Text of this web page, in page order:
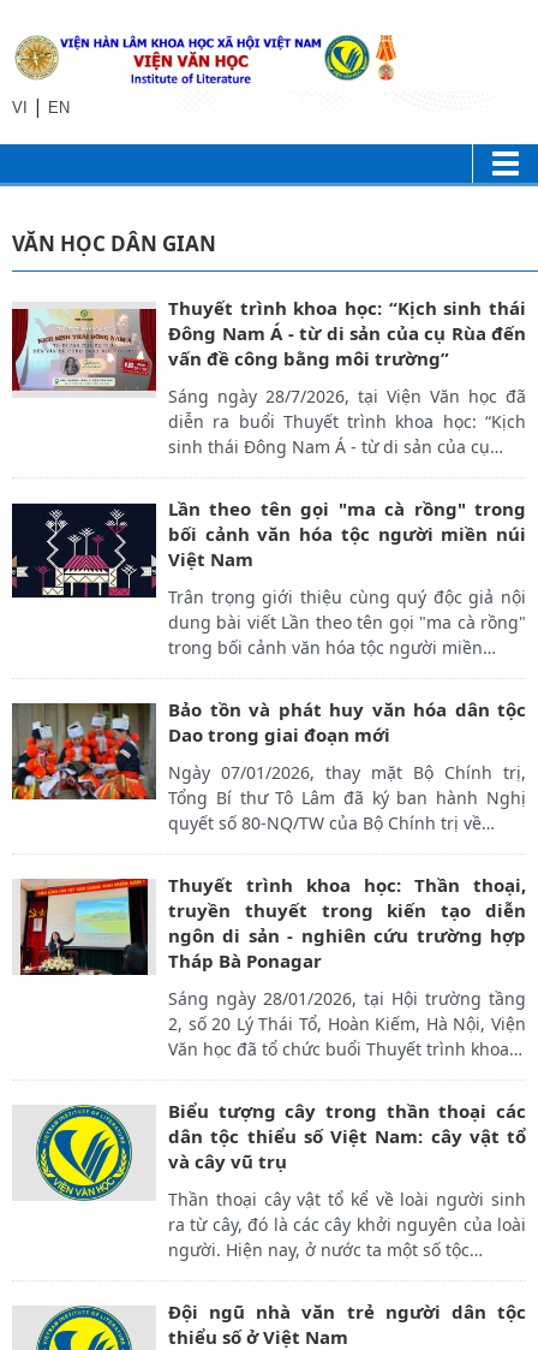
VI | EN
VĂN HỌC DÂN GIAN
Thuyết trình khoa học: “Kịch sinh thái
Đông Nam Á - từ di sản của cụ Rùa đến
vấn đề công bằng môi trường”
Sáng ngày 28/7/2026, tại Viện Văn học đã
diễn ra buổi Thuyết trình khoa học: “Kịch
sinh thái Đông Nam Á - từ di sản của cụ…
Lần theo tên gọi "ma cà rồng" trong
bối cảnh văn hóa tộc người miền núi
Việt Nam
Trân trọng giới thiệu cùng quý độc giả nội
dung bài viết Lần theo tên gọi "ma cà rồng"
trong bối cảnh văn hóa tộc người miền…
Bảo tồn và phát huy văn hóa dân tộc
Dao trong giai đoạn mới
Ngày 07/01/2026, thay mặt Bộ Chính trị,
Tổng Bí thư Tô Lâm đã ký ban hành Nghị
quyết số 80-NQ/TW của Bộ Chính trị về…
Thuyết trình khoa học: Thần thoại,
truyền thuyết trong kiến tạo diễn
ngôn di sản - nghiên cứu trường hợp
Tháp Bà Ponagar
Sáng ngày 28/01/2026, tại Hội trường tầng
2, số 20 Lý Thái Tổ, Hoàn Kiếm, Hà Nội, Viện
Văn học đã tổ chức buổi Thuyết trình khoa…
Biểu tượng cây trong thần thoại các
dân tộc thiểu số Việt Nam: cây vật tổ
và cây vũ trụ
Thần thoại cây vật tổ kể về loài người sinh
ra từ cây, đó là các cây khởi nguyên của loài
người. Hiện nay, ở nước ta một số tộc…
Đội ngũ nhà văn trẻ người dân tộc
thiểu số ở Việt Nam